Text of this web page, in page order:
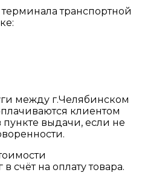
транспортной
между г.Челябинском
клиентом
выдачи, если не
счёт на оплату товара.